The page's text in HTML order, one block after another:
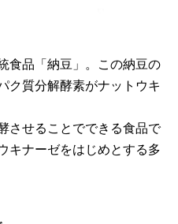
食品「納豆」。この納豆の
ク質分解酵素がナットウキ
させることでできる食品で
キナーゼをはじめとする多